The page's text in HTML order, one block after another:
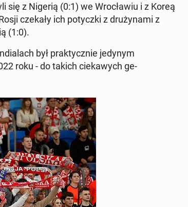
się z Nigerią (0:1) we Wrocław­iu i z Koreą
czekały ich po­ty­cz­ki z druży­na­mi z
(1:0).
był prak­ty­cznie jedynym
roku - do takich ciekawych ge­